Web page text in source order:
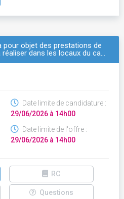
objet des prestations de
dans les locaux du ca…
Date limite de candidature :
29/06/2026 à 14h00
Date limite de l'offre :
29/06/2026 à 14h00
RC
Questions